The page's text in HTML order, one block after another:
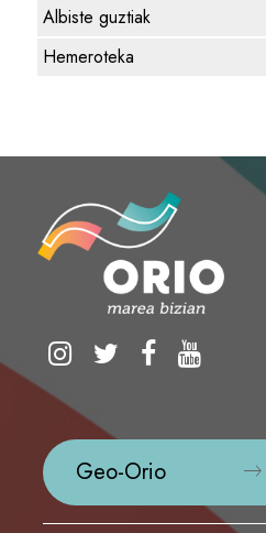
Albiste guztiak
Hemeroteka
Geo-Orio